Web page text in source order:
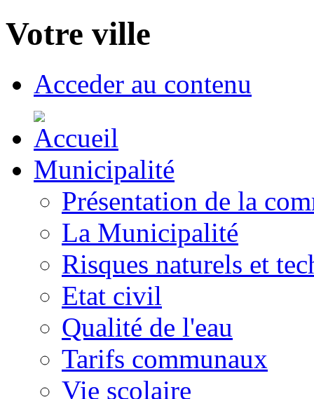
Votre ville
Acceder au contenu
Municipalité
Présentation de la
La Municipalité
Risques naturels et
Etat civil
Qualité de l'eau
Tarifs communaux
Vie scolaire